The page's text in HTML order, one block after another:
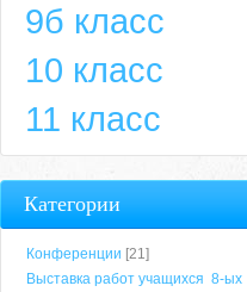
9б класс
10 класс
11 класс
Категории
Конференции [21]
Выставка работ учащихся 8-ых